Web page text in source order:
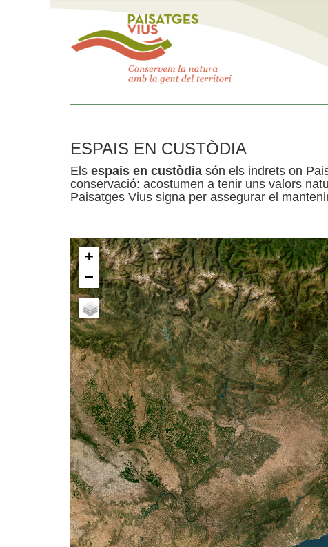
ESPAIS EN CUSTÒDIA
Els espais en custòdia són els indrets on
conservació: acostumen a tenir uns valors
Paisatges Vius signa per assegurar el
+
−